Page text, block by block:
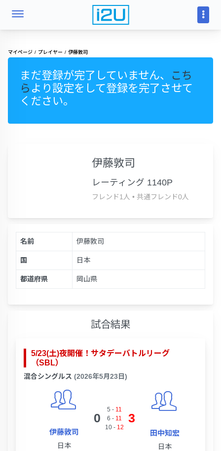
マイページ プレイヤー 伊藤敦司
まだ登録が完了していません、
こち
ら より設定をして登録を完了させて
ください。
伊藤敦司
レーティング 1140P
フレンド1人 • 共通フレンド0人
名前 伊藤敦司
国 日本
都道府県 岡山県
試合結果
5/23(土)夜開催！サタデーバトルリーグ
（SBL）
混合シングルス (2026年5月23日)
伊藤敦司
日本
0
5 - 11
6 - 11
10- 12
3
田中知宏
日本